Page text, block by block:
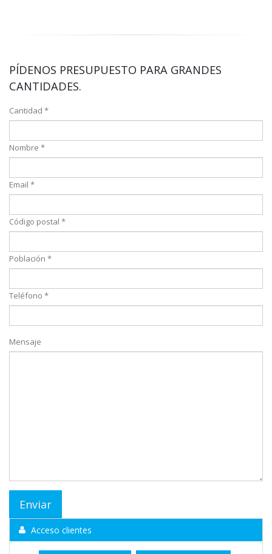
PÍDENOS PRESUPUESTO PARA GRANDES
CANTIDADES.
Cantidad *
Nombre *
Email *
Código postal *
Población *
Teléfono *
Mensaje
Acceso clientes